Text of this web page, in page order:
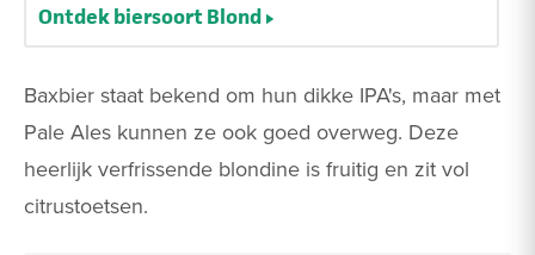
Baxbier staat bekend om hun dikke IPA's, maar met
Pale Ales kunnen ze ook goed overweg. Deze
heerlijk verfrissende blondine is fruitig en zit vol
citrustoetsen.
Ontdek biersoort Blond